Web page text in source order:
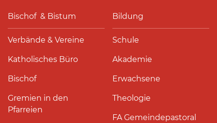
Bischof & Bistum
Verbände & Vereine
Katholisches Büro
Bischof
Gremien in den
Pfarreien
Bildung
Schule
Akademie
Erwachsene
Theologie
FA Gemeindepastoral